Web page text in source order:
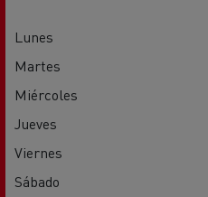
Lunes
Martes
Miércoles
Jueves
Viernes
Sábado